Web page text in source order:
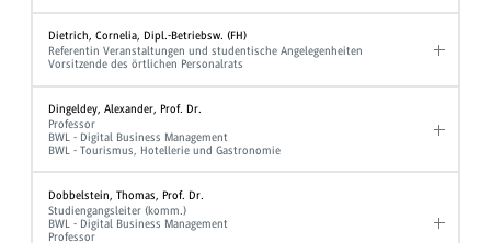
Dietrich, Cornelia, Dipl.-Betriebsw. (FH)
Referentin Veranstaltungen und studentische Angelegenheiten
Vorsitzende des örtlichen Personalrats
Dingeldey, Alexander, Prof. Dr.
Professor
BWL - Digital Business Management
BWL - Tourismus, Hotellerie und Gastronomie
Dobbelstein, Thomas, Prof. Dr.
Studiengangsleiter (komm.)
BWL - Digital Business Management
Professor